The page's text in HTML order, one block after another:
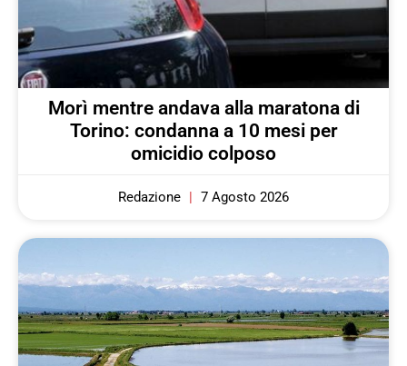
Morì mentre andava alla maratona di
Torino: condanna a 10 mesi per
omicidio colposo
Redazione 7 Agosto 2026